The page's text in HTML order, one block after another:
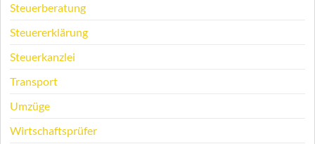
Steuerberatung
Steuererklärung
Steuerkanzlei
Transport
Umzüge
Wirtschaftsprüfer